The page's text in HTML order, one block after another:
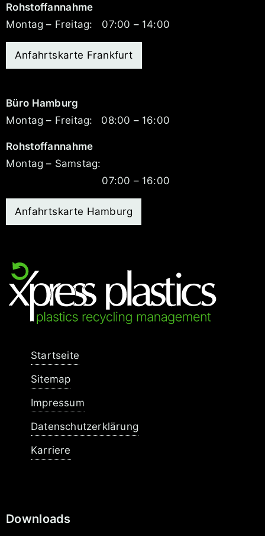
Rohstoffannahme
Montag – Freitag:
07:00 – 14:00
Anfahrtskarte Frankfurt
Büro Hamburg
Montag – Freitag:
08:00 – 16:00
Rohstoffannahme
Montag – Samstag:
07:00 – 16:00
Anfahrtskarte Hamburg
Navigation
Startseite
Sitemap
Impressum
Datenschutzerklärung
Karriere
Downloads